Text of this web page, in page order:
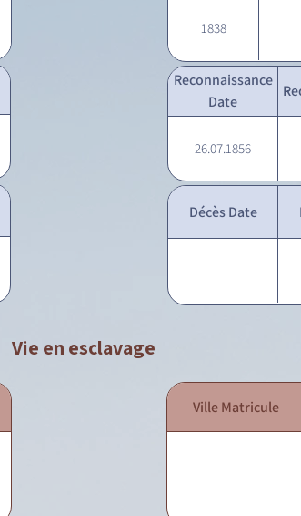
1838
Reconnaissance
Date
26.07.1856
Décès Date
Vie en esclavage
Ville Matricule